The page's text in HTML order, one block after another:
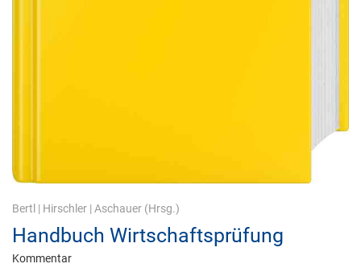
Bertl | Hirschler | Aschauer (Hrsg.)
Handbuch Wirtschaftsprüfung
Kommentar